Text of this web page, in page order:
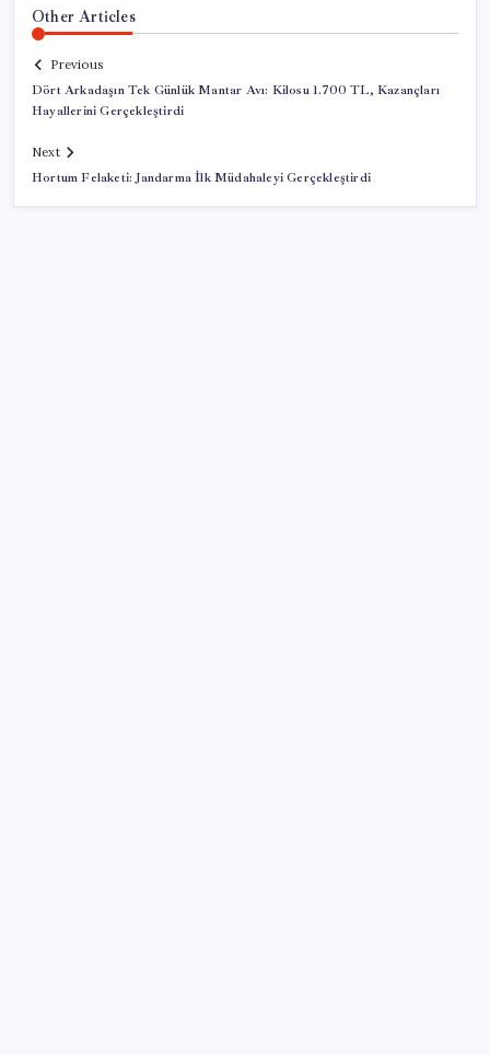
Other Articles
Previous
Dört Arkadaşın Tek Günlük Mantar Avı: Kilosu 1.700 TL, Kazançları
Hayallerini Gerçekleştirdi
Next
Hortum Felaketi: Jandarma İlk Müdahaleyi Gerçekleştirdi